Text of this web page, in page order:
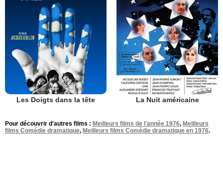
Les Doigts dans la tête La Nuit américaine
Pour découvrir d'autres films : Meilleurs films de l'année 1976, Meilleurs
films Comédie dramatique, Meilleurs films Comédie dramatique en 1976.